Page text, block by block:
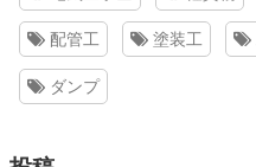
配管工 塗装工
ダンプ